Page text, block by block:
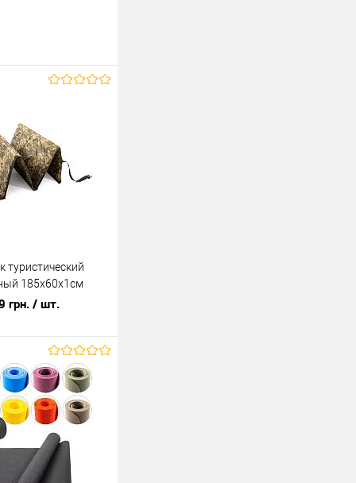
туристический
185х60х1см
грн. / шт.
В корзину
К сравнению
В наличии